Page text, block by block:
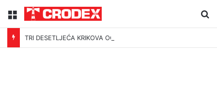
Menu
TRI DESETLJEĆA KRIKOVA OČAJNIKA